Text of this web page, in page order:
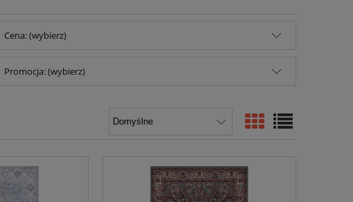
Cena: (wybierz)
Promocja: (wybierz)